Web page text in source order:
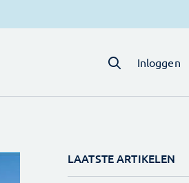
Inloggen
LAATSTE ARTIKELEN